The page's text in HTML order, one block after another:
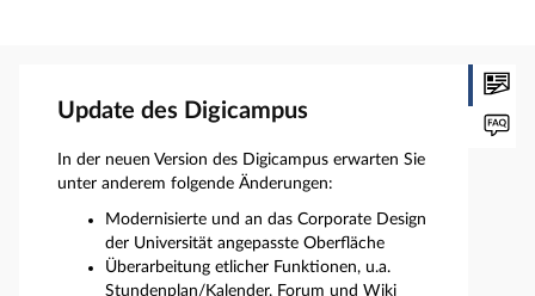
Update des Digicampus
In der neuen Version des Digicampus erwarten Sie
unter anderem folgende Änderungen:
Modernisierte und an das Corporate Design
der Universität angepasste Oberfläche
Überarbeitung etlicher Funktionen, u.a.
Stundenplan/Kalender, Forum und Wiki